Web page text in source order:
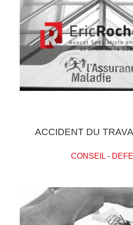
ACCIDENT DU
CONSEIL-